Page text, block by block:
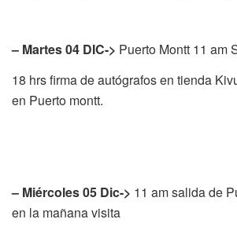
– Martes 04 DIC-> Puerto Montt 11 am
18 hrs firma de autógrafos en tienda
en Puerto montt.
– Miércoles 05 Dic-> 11 am salida de
en la mañana visita